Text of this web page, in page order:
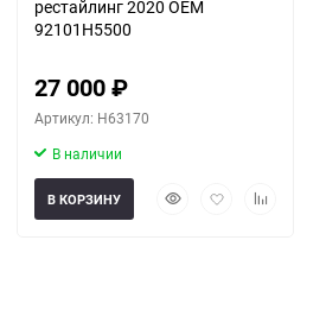
рестайлинг 2020 OEM
92101H5500
27 000₽
Артикул: H63170
В наличии
БыстрыйДобавитьДобавить
В КОРЗИНУ